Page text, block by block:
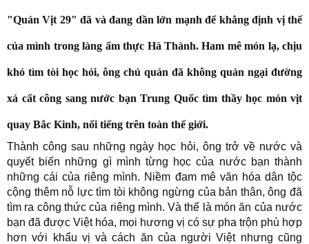
"Quán Vịt 29" đã và đang dần lớn mạnh để khẳng định vị thế
của mình trong làng ẩm thực Hà Thành. Ham mê món lạ, chịu
khó tìm tòi học hỏi, ông chủ quán đã không quản ngại đường
xá cất công sang nước bạn Trung Quốc tìm thầy học món vịt
quay Bắc Kinh, nổi tiếng trên toàn thế giới.
Thành công sau những ngày học hỏi, ông trở về nước và
quyết biến những gì mình từng học của nước bạn thành
những cái của riêng mình. Niềm đam mê văn hóa dân tộc
cộng thêm nỗ lực tìm tòi không ngừng của bản thân, ông đã
tìm ra công thức của riêng mình. Và thế là món ăn của nước
bạn đã được Việt hóa, mọi hương vị có sự pha trộn phù hợp
hơn với khẩu vị và cách ăn của người Việt nhưng cũng